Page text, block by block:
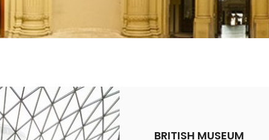
BRITISH MUSEUM